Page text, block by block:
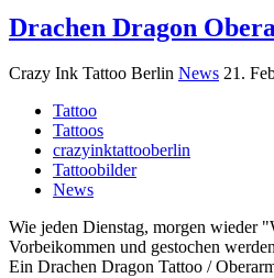
Drachen Dragon
Crazy Ink Tattoo Berlin News 21.
Tattoo
Tattoos
crazyinktattooberlin
Tattoobilder
News
Wie jeden Dienstag, morgen wieder
Vorbeikommen und gestochen
Ein Drachen Dragon Tattoo /